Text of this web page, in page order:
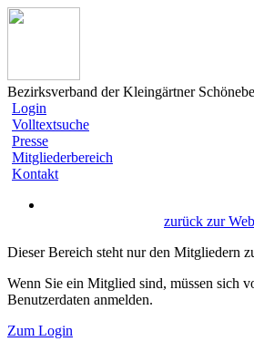
Bezirksverband der Kleingärtner
Login
Volltextsuche
Presse
Mitgliederbereich
Kontakt
zurück zur
Dieser Bereich steht nur den Mitgliedern
Wenn Sie ein Mitglied sind, müssen sich
Benutzerdaten anmelden.
Zum Login